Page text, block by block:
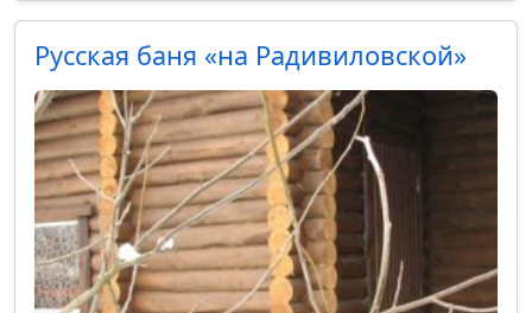
Русская баня «на Радивиловской»